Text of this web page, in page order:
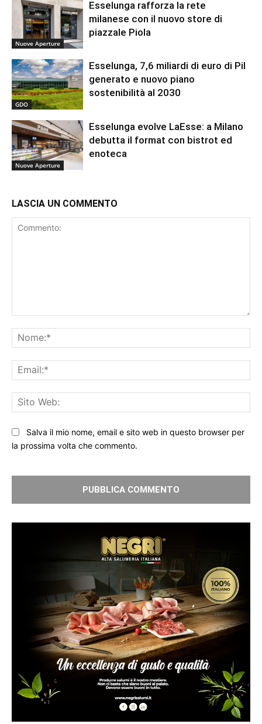
Nuove Aperture
Esselunga rafforza la rete
milanese con il nuovo store di
piazzale Piola
GDO
Esselunga, 7,6 miliardi di euro di Pil
generato e nuovo piano
sostenibilità al 2030
Nuove Aperture
Esselunga evolve LaEsse: a Milano
debutta il format con bistrot ed
enoteca
LASCIA UN COMMENTO
Salva il mio nome, email e sito web in questo browser per
la prossima volta che commento.